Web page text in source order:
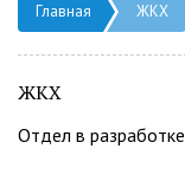
Главная ЖКХ
ЖКХ
Отдел в разработке